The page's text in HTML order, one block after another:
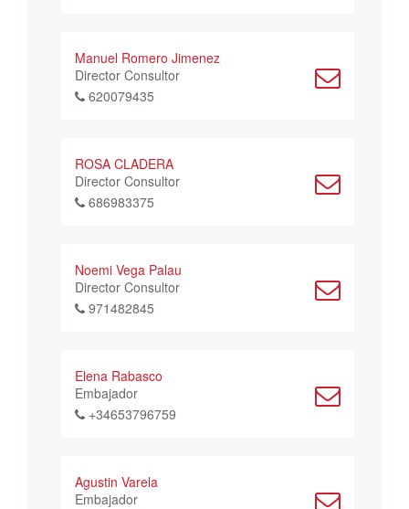
Manuel Romero Jimenez
Director Consultor
620079435
ROSA CLADERA
Director Consultor
686983375
Noemi Vega Palau
Director Consultor
971482845
Elena Rabasco
Embajador
+34653796759
Agustin Varela
Embajador